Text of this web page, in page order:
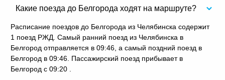
Какие поезда до Белгорода ходят на маршруте?
Расписание поездов до Белгорода из Челябинска содержит
1 поезд РЖД. Самый ранний поезд из Челябинска в
Белгород отправляется в 09:46, а самый поздний поезд в
Белгород в 09:46. Пассажирский поезд прибывает в
Белгород с 09:20 .